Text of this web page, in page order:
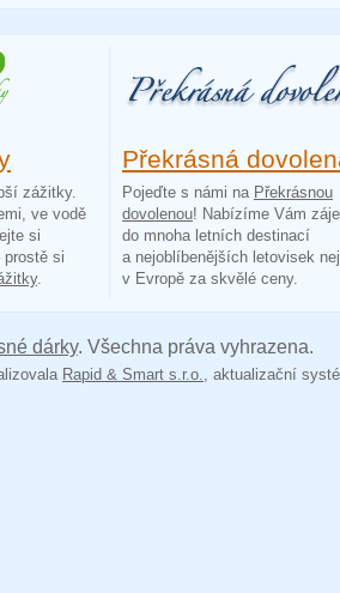
zážitky.
ve vodě
si
prostě si
.
Překrásná
Pojeďte s námi na Překrásnou
dovolenou! Nabízíme Vám
do mnoha letních destinací
a nejoblíbenějších letovisek
v Evropě za skvělé ceny.
dárky. Všechna práva vyhrazena.
Rapid & Smart s.r.o. , aktualizační